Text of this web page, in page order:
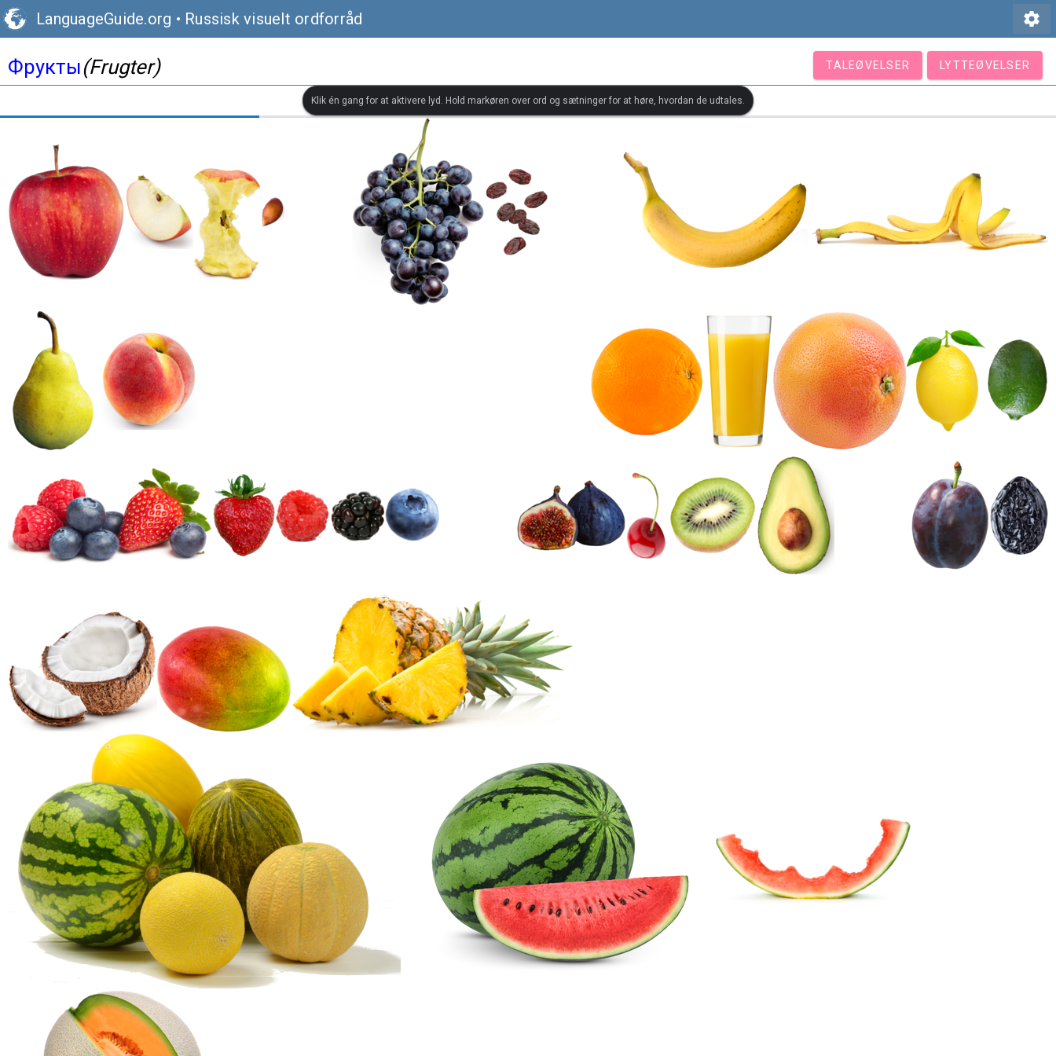
LanguageGuide.org • Russisk visuelt ordforråd settings
Фрукты(Frugter) TALEØVELSER LYTTEØVELSER
Klik én gang for at aktivere lyd. Hold markøren over ord og sætninger for at høre, hvordan de udtales.